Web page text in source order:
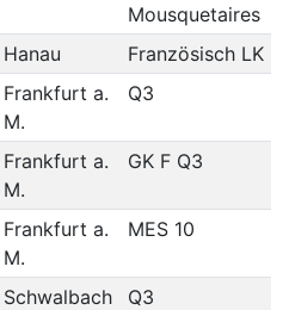
Mousquetaires
Hanau
Französisch LK
Frankfurt a.
M.
Q3
Frankfurt a.
M.
GK F Q3
Frankfurt a.
M.
MES 10
Schwalbach
Q3